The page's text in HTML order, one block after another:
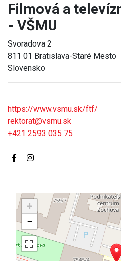
Filmová a
- VŠMU
Svoradova 2
811 01 Bratislava-Staré Mesto
Slovensko
https://www.vsmu.sk/ftf/
rektorat@vsmu.sk
+421 2593 035 75
+
−